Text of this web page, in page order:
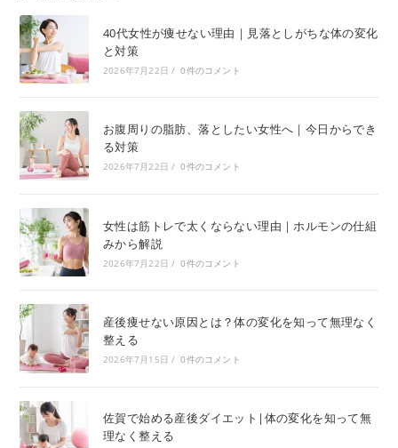
40代女性が痩せない理由｜見落としがちな体の変化
と対策
2026年7月22日 / 0件のコメント
お腹周りの脂肪、落としたい女性へ｜今日からでき
る対策
2026年7月22日 / 0件のコメント
女性は筋トレで太くならない理由｜ホルモンの仕組
みから解説
2026年7月22日 / 0件のコメント
産後痩せない原因とは？体の変化を知って無理なく
整える
2026年7月15日 / 0件のコメント
佐賀で始める産後ダイエット|体の変化を知って無
理なく整える